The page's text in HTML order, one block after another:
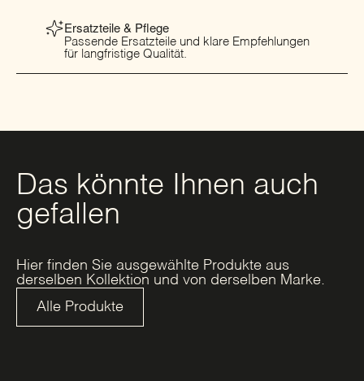
Ersatzteile & Pflege
Passende Ersatzteile und klare Empfehlungen
für langfristige Qualität.
Das könnte Ihnen auch
gefallen
Hier finden Sie ausgewählte Produkte aus
derselben Kollektion und von derselben Marke.
Alle Produkte